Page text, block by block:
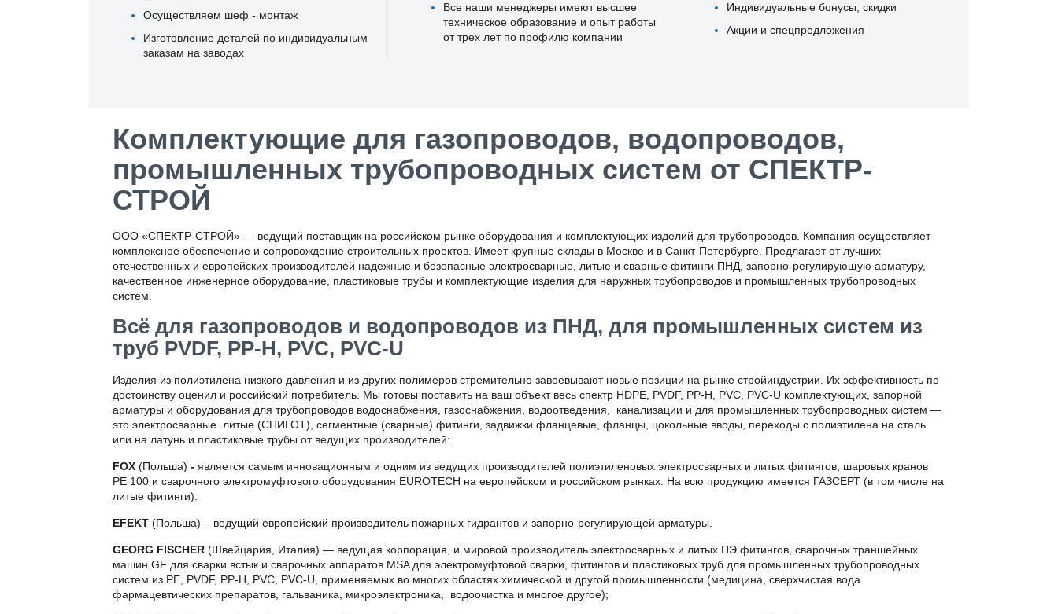
Осуществляем шеф - монтаж
Изготовление деталей по индивидуальным
заказам на заводах
Все наши менеджеры имеют высшее
техническое образование и опыт работы
от трех лет по профилю компании
Индивидуальные бонусы, скидки
Акции и спецпредложения
Комплектующие для газопроводов, водопроводов,
промышленных трубопроводных систем от СПЕКТР-
СТРОЙ
ООО «СПЕКТР-СТРОЙ» — ведущий поставщик на российском рынке оборудования и комплектующих изделий для трубопроводов. Компания осуществляет
комплексное обеспечение и сопровождение строительных проектов. Имеет крупные склады в Москве и в Санкт-Петербурге. Предлагает от лучших
отечественных и европейских производителей надежные и безопасные электросварные, литые и сварные фитинги ПНД, запорно-регулирующую арматуру,
качественное инженерное оборудование, пластиковые трубы и комплектующие изделия для наружных трубопроводов и промышленных трубопроводных
систем.
Всё для газопроводов и водопроводов из ПНД, для промышленных систем из
труб PVDF, PP-H, PVC, PVC-U
Изделия из полиэтилена низкого давления и из других полимеров стремительно завоевывают новые позиции на рынке стройиндустрии. Их эффективность по
достоинству оценил и российский потребитель. Мы готовы поставить на ваш объект весь спектр HDPE, PVDF, PP-H, PVC, PVC-U комплектующих, запорной
арматуры и оборудования для трубопроводов водоснабжения, газоснабжения, водоотведения, канализации и для промышленных трубопроводных систем —
это электросварные литые (СПИГОТ), сегментные (сварные) фитинги, задвижки фланцевые, фланцы, цокольные вводы, переходы с полиэтилена на сталь
или на латунь и пластиковые трубы от ведущих производителей:
FOX (Польша) -является самым инновационным и одним из ведущих производителей полиэтиленовых электросварных и литых фитингов, шаровых кранов
PE 100 и сварочного электромуфтового оборудования EUROTECH на европейском и российском рынках. На всю продукцию имеется ГАЗСЕРТ (в том числе на
литые фитинги).
EFEKT(Польша) – ведущий европейский производитель пожарных гидрантов и запорно-регулирующей арматуры.
GEORG FISCHER (Швейцария, Италия) — ведущая корпорация, и мировой производитель электросварных и литых ПЭ фитингов, сварочных траншейных
машин GF для сварки встык и сварочных аппаратов MSA для электромуфтовой сварки, фитингов и пластиковых труб для промышленных трубопроводных
систем из PE, PVDF, PP-H, PVC, PVC-U, применяемых во многих областях химической и другой промышленности (медицина, сверхчистая вода
фармацевтических препаратов, гальваника, микроэлектроника, водоочистка и многое другое);